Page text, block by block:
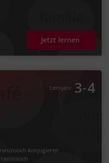
Jetzt lernen
Lernjahr 3‐4
konjugieren